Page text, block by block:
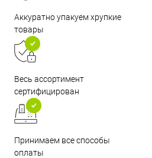
Аккуратно упакуем хрупкие
товары
Весь ассортимент
сертифицирован
Принимаем все способы
оплаты